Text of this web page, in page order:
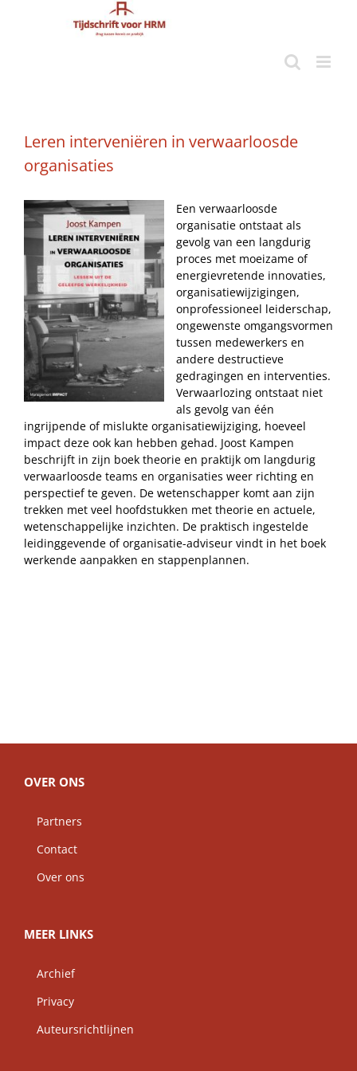
Leren interveniëren in verwaarloosde
organisaties
Een verwaarloosde
organisatie ontstaat als
gevolg van een langdurig
proces met moeizame of
energievretende innovaties,
organisatiewijzigingen,
onprofessioneel leiderschap,
ongewenste omgangsvormen
tussen medewerkers en
andere destructieve
gedragingen en interventies.
Verwaarlozing ontstaat niet
als gevolg van één
ingrijpende of mislukte organisatiewijziging, hoeveel
impact deze ook kan hebben gehad. Joost Kampen
beschrijft in zijn boek theorie en praktijk om langdurig
verwaarloosde teams en organisaties weer richting en
perspectief te geven. De wetenschapper komt aan zijn
trekken met veel hoofdstukken met theorie en actuele,
wetenschappelijke inzichten. De praktisch ingestelde
leidinggevende of organisatie-adviseur vindt in het boek
werkende aanpakken en stappenplannen.
OVER ONS
Partners
Contact
Over ons
MEER LINKS
Archief
Privacy
Auteursrichtlijnen